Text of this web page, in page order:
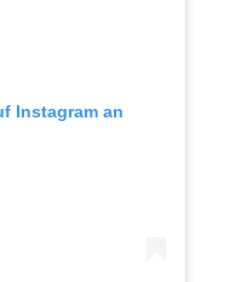
Instagram an